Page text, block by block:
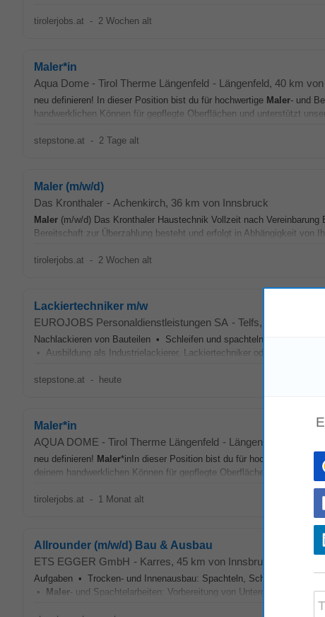
tirolerjobs.at - 2 Wochen alt
Maler*in
Aqua Dome - Tirol Therme Längenfeld - Längenfeld, 40 km
neu definieren! In dieser Position bist du für hochwertige Maler- und
handwerklichen Können für gepflegte Oberflächen und unterstützt
stepstone.at - 2 Tage alt
Maler (m/w/d)
Das Kronthaler - Achenkirch, 36 km von Innsbruck
Maler (m/w/d) Das Kronthaler Haustechnik Vollzeit nach
Bereitschaft zur Überzahlung besteht und erfolgt in Abhängigkeit von
tirolerjobs.at - 2 Wochen alt
Lackiertechniker m/w
EUROJOBS Personaldienstleistungen SA - Telfs, 22 km von
Nachlackieren von Bauteilen • Schleifen und spachteln der
• Ausbildung als Industrielackierer, Lackiertechniker oder
stepstone.at - heute
Maler*in
AQUA DOME - Tirol Therme Längenfeld - Längenfeld
neu definieren! Maler*inIn dieser Position bist du für hochwertige Maler
deinem handwerklichen Können für gepflegte Oberflächen und
tirolerjobs.at - 1 Monat alt
Allrounder (m/w/d) Bau & Ausbau
ETS EGGER GmbH - Karres, 45 km von Innsbruck
Aufgaben • Trocken- und Innenausbau: Spachteln, Schleifen,
• Maler- und Spachtelarbeiten: Vorbereitung von Untergründen